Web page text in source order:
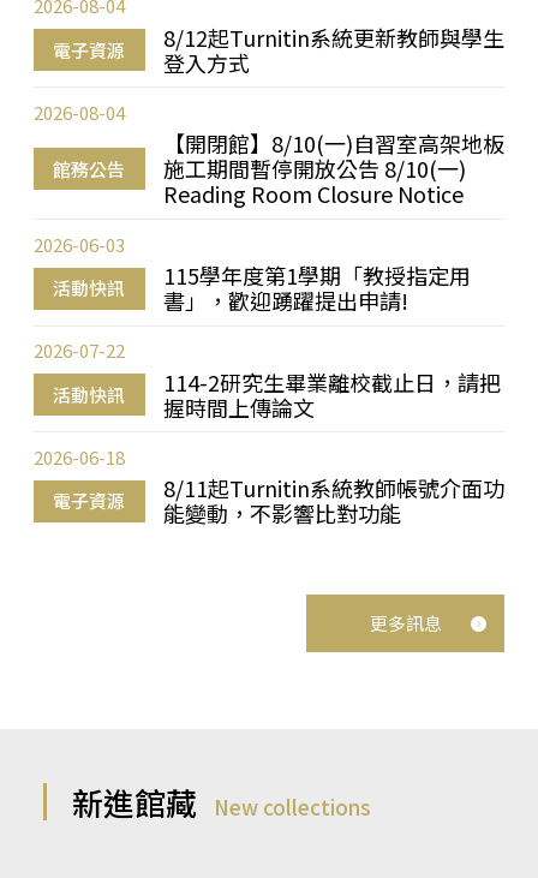
電子資源
8/12起Turnitin系統更新教師與學生
登入方式
2026-08-04
館務公告
【開閉館】8/10(一)自習室高架地板
施工期間暫停開放公告 8/10(一)
Reading Room Closure Notice
2026-08-04
活動快訊
115學年度第1學期「教授指定用
書」，歡迎踴躍提出申請!
2026-06-03
活動快訊
114-2研究生畢業離校截止日，請把
握時間上傳論文
2026-07-22
電子資源
8/11起Turnitin系統教師帳號介面功
能變動，不影響比對功能
2026-06-18
更多訊息
新進館藏 New collections